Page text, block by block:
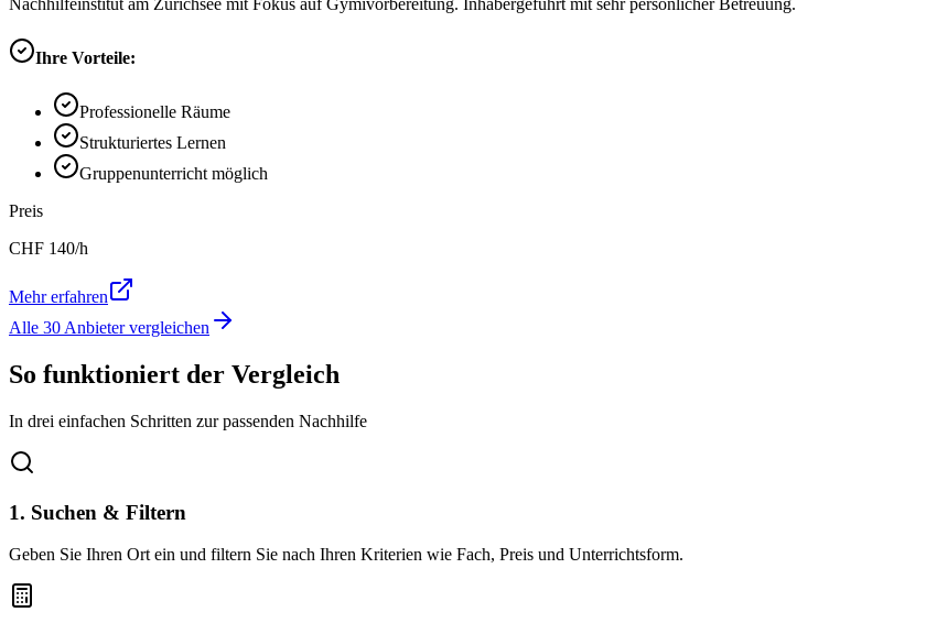
Ihre Vorteile:
Professionelle Räume
Strukturiertes Lernen
Gruppenunterricht möglich
Preis
CHF 140/h
Mehr erfahren
Alle 30 Anbieter vergleichen
So funktioniert der Vergleich
In drei einfachen Schritten zur passenden Nachhilfe
1. Suchen & Filtern
Geben Sie Ihren Ort ein und filtern Sie nach Ihren Kriterien wie Fach, Preis und Unterrichtsform.